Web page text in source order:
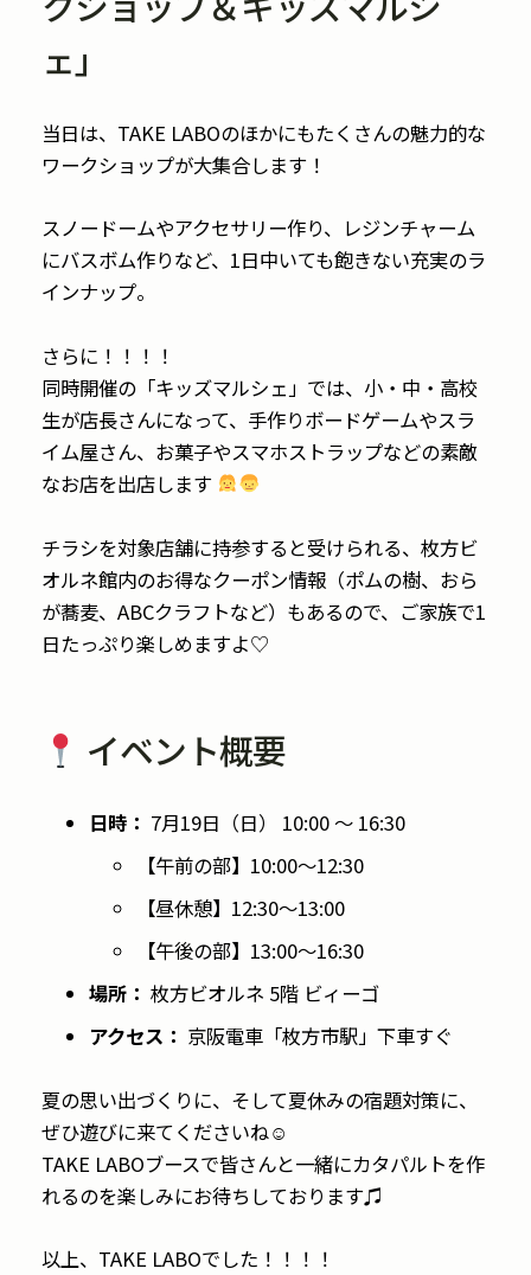
ェ」
当日は、TAKE LABOのほかにもたくさんの魅力的な
ワークショップが大集合します！
スノードームやアクセサリー作り、レジンチャーム
にバスボム作りなど、1日中いても飽きない充実のラ
インナップ。
さらに！！！！
同時開催の「キッズマルシェ」では、小・中・高校
生が店長さんになって、手作りボードゲームやスラ
イム屋さん、お菓子やスマホストラップなどの素敵
なお店を出店します
チラシを対象店舗に持参すると受けられる、枚方ビ
オルネ館内のお得なクーポン情報（ポムの樹、おら
が蕎麦、ABCクラフトなど）もあるので、ご家族で1
日たっぷり楽しめますよ♡
イベント概要
日時： 7月19日（日） 10:00 〜 16:30
【午前の部】10:00〜12:30
【昼休憩】12:30〜13:00
【午後の部】13:00〜16:30
場所： 枚方ビオルネ 5階 ビィーゴ
アクセス： 京阪電車「枚方市駅」下車すぐ
夏の思い出づくりに、そして夏休みの宿題対策に、
ぜひ遊びに来てくださいね☺︎
TAKE LABOブースで皆さんと一緒にカタパルトを作
れるのを楽しみにお待ちしております♫
以上、TAKE LABOでした！！！！